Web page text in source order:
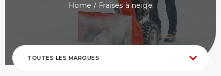
Home / Fraises à neige